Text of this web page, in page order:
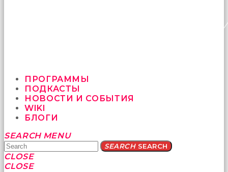
ПРОГРАММЫ
ПОДКАСТЫ
НОВОСТИ И СОБЫТИЯ
WIKI
БЛОГИ
Yatağa
bile
geçmeye
fırsat
SEARCH MENU
SEARCHSEARCH
CLOSE
CLOSE